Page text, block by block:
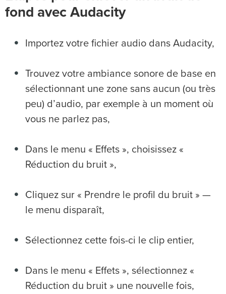
fond avec Audacity
Importez votre fichier audio dans Audacity,
Trouvez votre ambiance sonore de base en
sélectionnant une zone sans aucun (ou très
peu) d’audio, par exemple à un moment où
vous ne parlez pas,
Dans le menu « Effets », choisissez «
Réduction du bruit »,
Cliquez sur « Prendre le profil du bruit » —
le menu disparaît,
Sélectionnez cette fois-ci le clip entier,
Dans le menu « Effets », sélectionnez «
Réduction du bruit » une nouvelle fois,